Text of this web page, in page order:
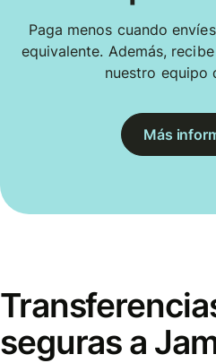
Paga menos cuando
equivalente. Además,
nuestro equipo
Más
seguras a